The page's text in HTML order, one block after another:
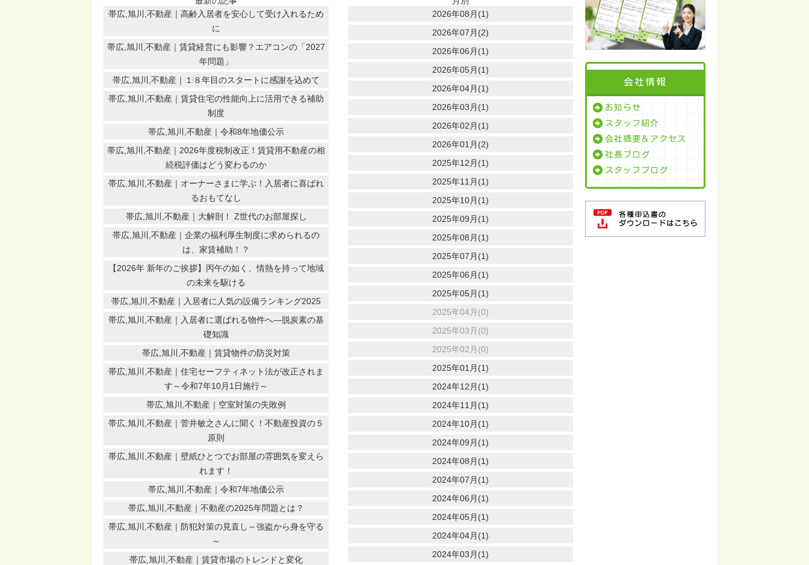
帯広,旭川,不動産｜高齢入居者を安心して受け入れるため
に
帯広,旭川,不動産｜賃貸経営にも影響？エアコンの「2027
年問題」
帯広,旭川,不動産｜１８年目のスタートに感謝を込めて
帯広,旭川,不動産｜賃貸住宅の性能向上に活用できる補助
制度
帯広,旭川,不動産｜令和8年地価公示
帯広,旭川,不動産｜2026年度税制改正！賃貸用不動産の相
続税評価はどう変わるのか
帯広,旭川,不動産｜オーナーさまに学ぶ！入居者に喜ばれ
るおもてなし
帯広,旭川,不動産｜大解剖！ Z世代のお部屋探し
帯広,旭川,不動産｜企業の福利厚生制度に求められるの
は、家賃補助！？
【2026年 新年のご挨拶】丙午の如く、情熱を持って地域
の未来を駆ける
帯広,旭川,不動産｜入居者に人気の設備ランキング2025
帯広,旭川,不動産｜入居者に選ばれる物件へ―脱炭素の基
礎知識
帯広,旭川,不動産｜賃貸物件の防災対策
帯広,旭川,不動産｜住宅セーフティネット法が改正されま
す～令和7年10月1日施行～
帯広,旭川,不動産｜空室対策の失敗例
帯広,旭川,不動産｜菅井敏之さんに聞く！不動産投資の５
原則
帯広,旭川,不動産｜壁紙ひとつでお部屋の雰囲気を変えら
れます！
帯広,旭川,不動産｜令和7年地価公示
帯広,旭川,不動産｜不動産の2025年問題とは？
帯広,旭川,不動産｜防犯対策の見直し～強盗から身を守る
～
帯広,旭川,不動産｜賃貸市場のトレンドと変化
2026年08月(1)
2026年07月(2)
2026年06月(1)
2026年05月(1)
2026年04月(1)
2026年03月(1)
2026年02月(1)
2026年01月(2)
2025年12月(1)
2025年11月(1)
2025年10月(1)
2025年09月(1)
2025年08月(1)
2025年07月(1)
2025年06月(1)
2025年05月(1)
2025年04月(0)
2025年03月(0)
2025年02月(0)
2025年01月(1)
2024年12月(1)
2024年11月(1)
2024年10月(1)
2024年09月(1)
2024年08月(1)
2024年07月(1)
2024年06月(1)
2024年05月(1)
2024年04月(1)
2024年03月(1)
会社情報
お知らせ
スタッフ紹介
会社概要＆アクセス
社長ブログ
スタッフブログ